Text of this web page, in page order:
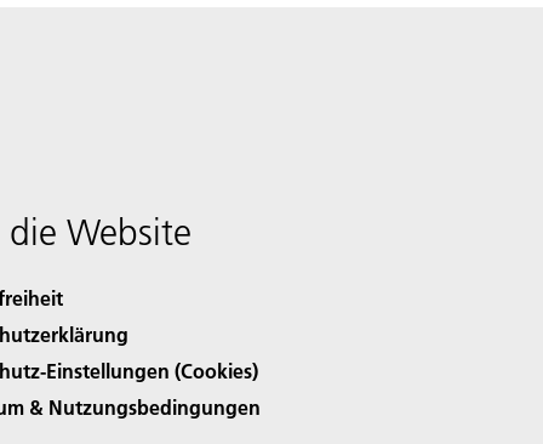
Website
Einstellungen (Cookies)
& Nutzungsbedingungen